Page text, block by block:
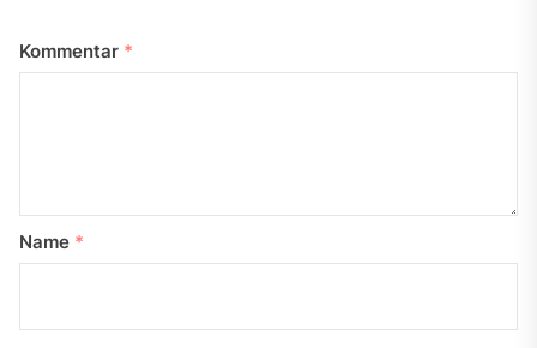
Kommentar *
Name *